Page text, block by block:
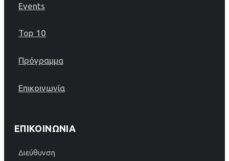
Events
Top 10
Πρόγραμμα
Επικοινωνία
ΕΠΙΚΟΙΝΩΝΊΑ
Διεύθυνση